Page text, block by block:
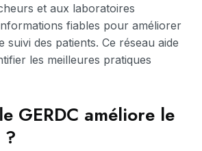
et aux laboratoires
fiables pour améliorer
suivi des patients. Ce réseau aide
les meilleures pratiques
GERDC améliore le
?